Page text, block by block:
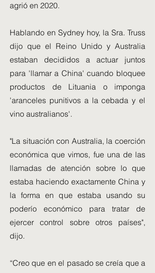
agrió en 2020.
Hablando en Sydney hoy, la Sra. Truss
dijo que el Reino Unido y Australia
estaban decididos a actuar juntos
para 'llamar a China' cuando bloquee
productos de Lituania o imponga
'aranceles punitivos a la cebada y el
vino australianos'.
"La situación con Australia, la coerción
económica que vimos, fue una de las
llamadas de atención sobre lo que
estaba haciendo exactamente China y
la forma en que estaba usando su
poderío económico para tratar de
ejercer control sobre otros países",
dijo.
“Creo que en el pasado se creía que a